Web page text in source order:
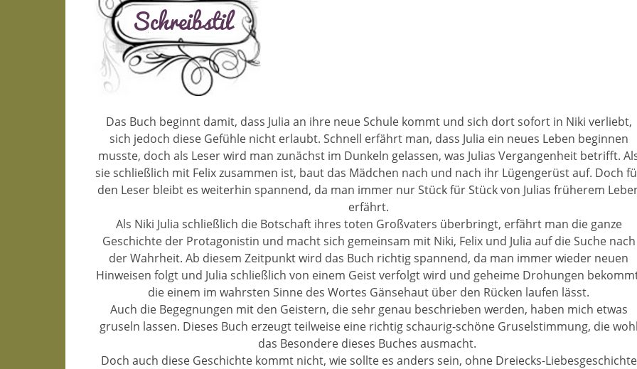
Das Buch beginnt damit, dass Julia an ihre neue Schule kommt und sich dort sofort in Niki verliebt,
sich jedoch diese Gefühle nicht erlaubt. Schnell erfährt man, dass Julia ein neues Leben beginnen
musste, doch als Leser wird man zunächst im Dunkeln gelassen, was Julias Vergangenheit betrifft.
sie schließlich mit Felix zusammen ist, baut das Mädchen nach und nach ihr Lügengerüst auf. Doch
den Leser bleibt es weiterhin spannend, da man immer nur Stück für Stück von Julias früherem
erfährt.
Als Niki Julia schließlich die Botschaft ihres toten Großvaters überbringt, erfährt man die ganze
Geschichte der Protagonistin und macht sich gemeinsam mit Niki, Felix und Julia auf die Suche nach
der Wahrheit. Ab diesem Zeitpunkt wird das Buch richtig spannend, da man immer wieder neuen
Hinweisen folgt und Julia schließlich von einem Geist verfolgt wird und geheime Drohungen
die einem im wahrsten Sinne des Wortes Gänsehaut über den Rücken laufen lässt.
Auch die Begegnungen mit den Geistern, die sehr genau beschrieben werden, haben mich etwas
gruseln lassen. Dieses Buch erzeugt teilweise eine richtig schaurig-schöne Gruselstimmung, die
das Besondere dieses Buches ausmacht.
Doch auch diese Geschichte kommt nicht, wie sollte es anders sein, ohne Dreiecks-Liebesgeschichte